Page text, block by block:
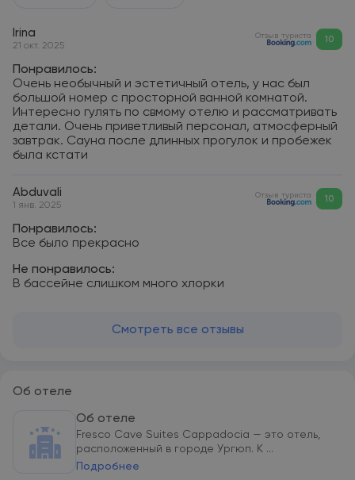
Irina
21 окт. 2025
Отзыв туриста 10
Понравилось:
Очень необычный и эстетичный отель, у нас был
большой номер с просторной ванной комнатой.
Интересно гулять по свмому отелю и рассматривать
детали. Очень приветливый персонал, атмосферный
завтрак. Сауна после длинных прогулок и пробежек
была кстати
Abduvali
1 янв. 2025
Отзыв туриста 10
Понравилось:
Все было прекрасно
Не понравилось:
В бассейне слишком много хлорки
Смотреть все отзывы
Об отеле
Об отеле
Fresco Cave Suites Cappadocia — это отель,
расположенный в городе Ургюп. К ...
Подробнее